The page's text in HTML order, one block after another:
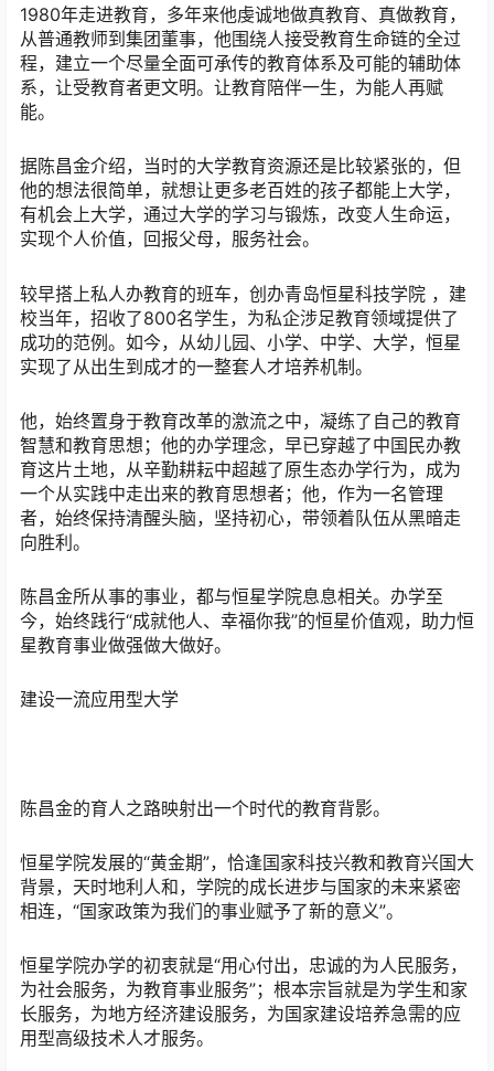
1980年走进教育，多年来他虔诚地做真教育、真做教育，
从普通教师到集团董事，他围绕人接受教育生命链的全过
程，建立一个尽量全面可承传的教育体系及可能的辅助体
系，让受教育者更文明。让教育陪伴一生，为能人再赋
能。
据陈昌金介绍，当时的大学教育资源还是比较紧张的，但
他的想法很简单，就想让更多老百姓的孩子都能上大学，
有机会上大学，通过大学的学习与锻炼，改变人生命运，
实现个人价值，回报父母，服务社会。
较早搭上私人办教育的班车，创办青岛恒星科技学院 ，建
校当年，招收了800名学生，为私企涉足教育领域提供了
成功的范例。如今，从幼儿园、小学、中学、大学，恒星
实现了从出生到成才的一整套人才培养机制。
他，始终置身于教育改革的激流之中，凝练了自己的教育
智慧和教育思想；他的办学理念，早已穿越了中国民办教
育这片土地，从辛勤耕耘中超越了原生态办学行为，成为
一个从实践中走出来的教育思想者；他，作为一名管理
者，始终保持清醒头脑，坚持初心，带领着队伍从黑暗走
向胜利。
陈昌金所从事的事业，都与恒星学院息息相关。办学至
今，始终践行“成就他人、幸福你我”的恒星价值观，助力恒
星教育事业做强做大做好。
建设一流应用型大学
陈昌金的育人之路映射出一个时代的教育背影。
恒星学院发展的“黄金期”，恰逢国家科技兴教和教育兴国大
背景，天时地利人和，学院的成长进步与国家的未来紧密
相连，“国家政策为我们的事业赋予了新的意义”。
恒星学院办学的初衷就是“用心付出，忠诚的为人民服务，
为社会服务，为教育事业服务”；根本宗旨就是为学生和家
长服务，为地方经济建设服务，为国家建设培养急需的应
用型高级技术人才服务。